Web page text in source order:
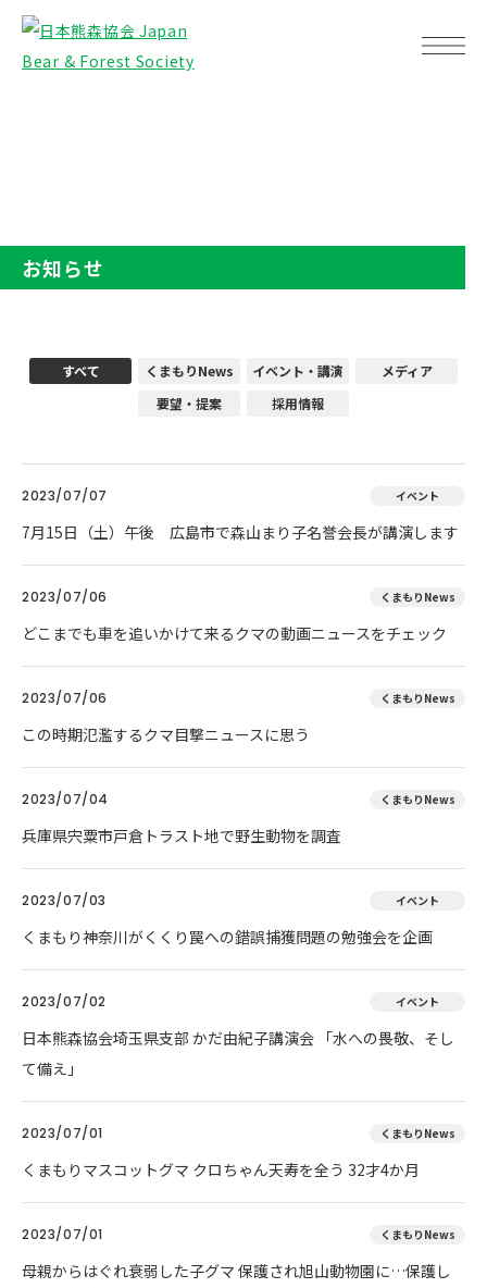
お知らせ
すべて くまもりNews イベント・講演
メディア
要望・提案
採用情報
2023/07/07 イベント
7月15日（土）午後 広島市で森山まり子名誉会長が講演します
2023/07/06 くまもりNews
どこまでも車を追いかけて来るクマの動画ニュースをチェック
2023/07/06 くまもりNews
この時期氾濫するクマ目撃ニュースに思う
2023/07/04 くまもりNews
兵庫県宍粟市戸倉トラスト地で野生動物を調査
2023/07/03 イベント
くまもり神奈川がくくり罠への錯誤捕獲問題の勉強会を企画
2023/07/02 イベント
日本熊森協会埼玉県支部 かだ由紀子講演会 「水への畏敬、そし
て備え」
2023/07/01 くまもりNews
くまもりマスコットグマ クロちゃん天寿を全う 32才4か月
2023/07/01 くまもりNews
母親からはぐれ衰弱した子グマ 保護され旭山動物園に…保護し